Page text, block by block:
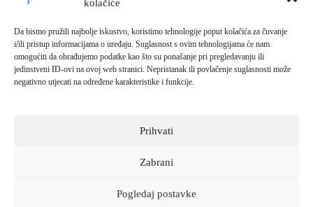
kolačiće
Da bismo pružili najbolje iskustvo, koristimo tehnologije poput kolačića za čuvanje
i/ili pristup informacijama o uređaju. Suglasnost s ovim tehnologijama će nam
omogućiti da obrađujemo podatke kao što su ponašanje pri pregledavanju ili
jedinstveni ID-ovi na ovoj web stranici. Nepristanak ili povlačenje suglasnosti može
negativno utjecati na određene karakteristike i funkcije.
Prihvati
Zabrani
Pogledaj postavke
EMAIL:
fkgsinj@gmail.com
Svako neovlašteno preuzimanje fotografija i sadržaja s ove web
Sva prava pridržana © 2026 - FRANJEVAČKA KLASIČNA
PRAVOM JAVNOSTI